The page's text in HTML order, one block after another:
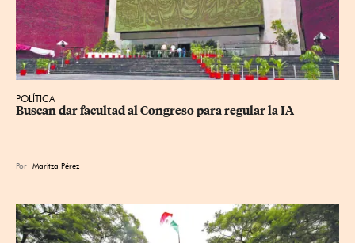
POLÍTICA
Buscan dar facultad al Congreso para regular la IA
Por Maritza Pérez